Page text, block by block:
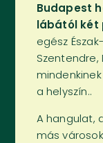
Budapest
lábától két
egész
Szentendre,
a helyszín..
A hangulat,
más